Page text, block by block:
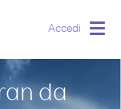
Accedi
da